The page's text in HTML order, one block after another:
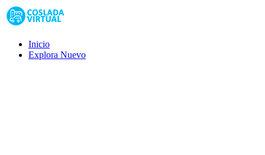
Inicio
Explora Nuevo